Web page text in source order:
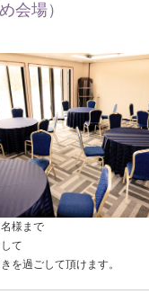
会場）
様まで
て
を過ごして頂けます。